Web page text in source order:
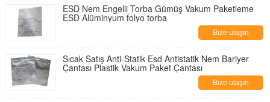
ESD Nem Engelli Torba Gümüş Vakum Paketleme
ESD Alüminyum folyo torba
Bize ulaşın
Sıcak Satış Anti-Statik Esd Antistatik Nem Bariyer
Çantası Plastik Vakum Paket Çantası
Bize ulaşın